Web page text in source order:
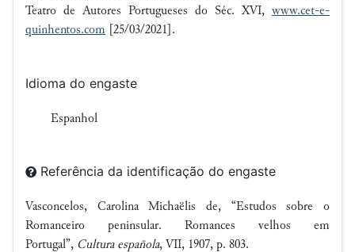
Teatro de Autores Portugueses do Séc. XVI, www.cet-e-
quinhentos.com [25/03/2021].
Idioma do engaste
Espanhol
Referência da identificação do engaste
Vasconcelos, Carolina Michaëlis de, “Estudos sobre o
Romanceiro peninsular. Romances velhos em
Portugal”, Cultura española, VII, 1907, p. 803.